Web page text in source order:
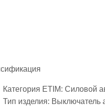
Категория ETIM: Силовой
Тип изделия: Выключатель